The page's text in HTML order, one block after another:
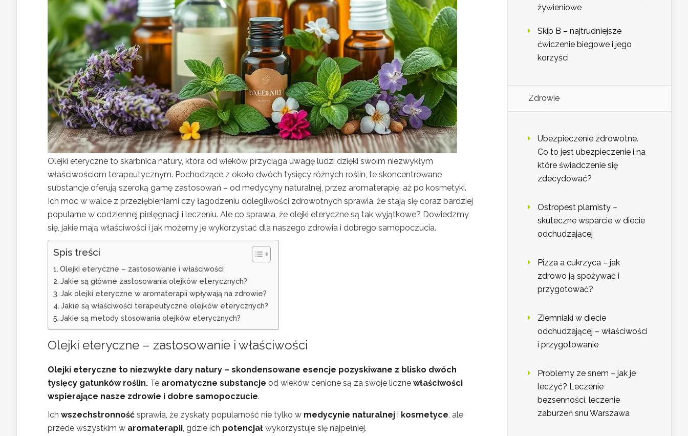
Olejki eteryczne to skarbnica natury, która od wieków przyciąga uwagę ludzi dzięki swoim niezwykłym
właściwościom terapeutycznym. Pochodzące z około dwóch tysięcy różnych roślin, te skoncentrowane
substancje oferują szeroką gamę zastosowań – od medycyny naturalnej, przez aromaterapię, aż po kosmetyki.
Ich moc w walce z przeziębieniami czy łagodzeniu dolegliwości zdrowotnych sprawia, że stają się coraz bardziej
popularne w codziennej pielęgnacji i leczeniu. Ale co sprawia, że olejki eteryczne są tak wyjątkowe? Dowiedzmy
się, jakie mają właściwości i jak możemy je wykorzystać dla naszego zdrowia i dobrego samopoczucia.
Spis treści
Olejki eteryczne – zastosowanie i właściwości
Jakie są główne zastosowania olejków eterycznych?
Jak olejki eteryczne w aromaterapii wpływają na zdrowie?
Jakie są właściwości terapeutyczne olejków eterycznych?
Jakie są metody stosowania olejków eterycznych?
Olejki eteryczne – zastosowanie i właściwości
Olejki eteryczne to niezwykłe dary natury – skondensowane esencje pozyskiwane z blisko dwóch
tysięcy gatunków roślin. Te aromatyczne substancje od wieków cenione są za swoje liczne właściwości
wspierające nasze zdrowie i dobre samopoczucie.
Ich wszechstronność sprawia, że zyskały popularność nie tylko w medycynie naturalnej i kosmetyce, ale
przede wszystkim w aromaterapii, gdzie ich potencjał wykorzystuje się najpełniej.
żywieniowe
Skip B – najtrudniejsze
ćwiczenie biegowe i jego
korzyści
Zdrowie
Ubezpieczenie zdrowotne.
Co to jest ubezpieczenie i na
które świadczenie się
zdecydować?
Ostropest plamisty –
skuteczne wsparcie w diecie
odchudzającej
Pizza a cukrzyca – jak
zdrowo ją spożywać i
przygotować?
Ziemniaki w diecie
odchudzającej – właściwości
i przygotowanie
Problemy ze snem – jak je
leczyć? Leczenie
bezsenności, leczenie
zaburzeń snu Warszawa